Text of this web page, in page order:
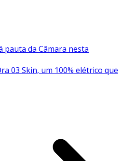
pauta da Câmara nesta
03 Skin, um 100% elétrico que